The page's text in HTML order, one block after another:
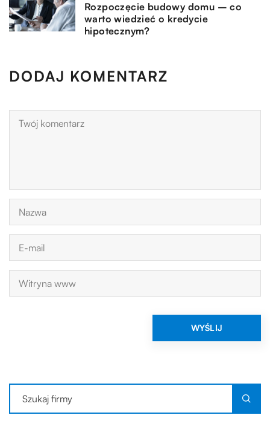
Rozpoczęcie budowy domu – co
warto wiedzieć o kredycie
hipotecznym?
DODAJ KOMENTARZ